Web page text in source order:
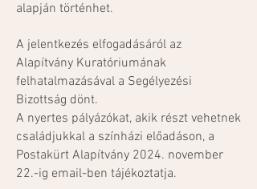
alapján történhet.
A jelentkezés elfogadásáról az
Alapítvány Kuratóriumának
felhatalmazásával a Segélyezési
Bizottság dönt.
A nyertes pályázókat, akik részt vehetnek
családjukkal a színházi előadáson, a
Postakürt Alapítvány 2024. november
22.-ig email-ben tájékoztatja.